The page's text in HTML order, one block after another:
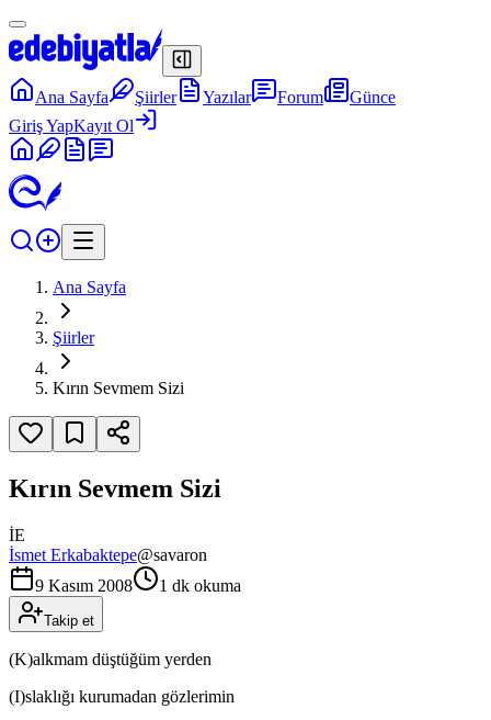
Ana Sayfa Şiirler Yazılar Forum
Günce
Giriş YapKayıt Ol
Ana Sayfa
Şiirler
Kırın Sevmem Sizi
Kırın Sevmem Sizi
İE
İsmet Erkabaktepe@savaron
9 Kasım 2008
1 dk okuma
Takip et
(K)alkmam düştüğüm yerden
(I)slaklığı kurumadan gözlerimin